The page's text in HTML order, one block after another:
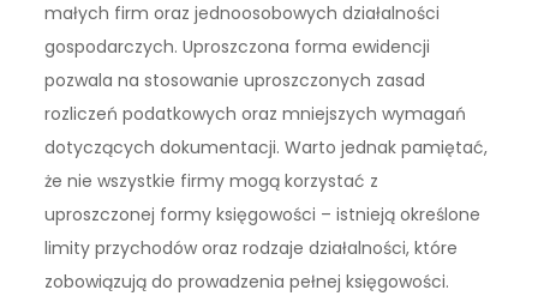
małych firm oraz jednoosobowych działalności
gospodarczych. Uproszczona forma ewidencji
pozwala na stosowanie uproszczonych zasad
rozliczeń podatkowych oraz mniejszych wymagań
dotyczących dokumentacji. Warto jednak pamiętać,
że nie wszystkie firmy mogą korzystać z
uproszczonej formy księgowości – istnieją określone
limity przychodów oraz rodzaje działalności, które
zobowiązują do prowadzenia pełnej księgowości.